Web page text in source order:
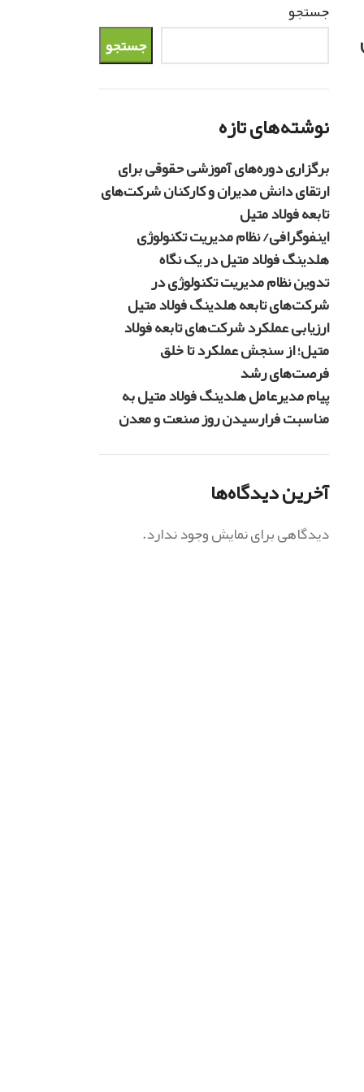
جستجو
جستجو
نوشته‌های تازه
برگزاری دوره‌های آموزشی حقوقی برای
ارتقای دانش مدیران و کارکنان شرکت‌های
تابعه فولاد متیل
اینفوگرافی/ نظام مدیریت تکنولوژی
هلدینگ فولاد متیل در یک نگاه
تدوین نظام مدیریت تکنولوژی در
شرکت‌های تابعه هلدینگ فولاد متیل
ارزیابی عملکرد شرکت‌های تابعه فولاد
متیل؛ از سنجش عملکرد تا خلق
فرصت‌های رشد
پیام مدیرعامل هلدینگ فولاد متیل به
مناسبت فرارسیدن روز صنعت و معدن
آخرین دیدگاه‌ها
دیدگاهی برای نمایش وجود ندارد.